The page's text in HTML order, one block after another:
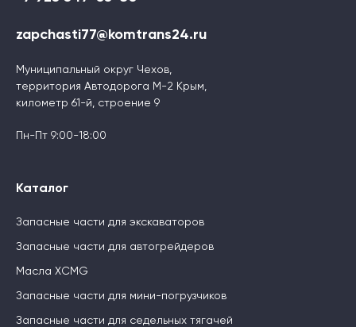
zapchasti77@komtrans24.ru
Муниципальный округ Чехов,
территория Автодорога М-2 Крым,
километр 61-й, строение 9
Пн-Пт 9:00-18:00
Каталог
Запасные части для экскаваторов
Запасные части для автогрейдеров
Масла XCMG
Запасные части для мини-погрузчиков
Запасные части для седельных тягачей